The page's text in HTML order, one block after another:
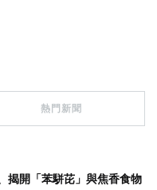
熱門新聞
揭開「苯駢芘」與焦香食物